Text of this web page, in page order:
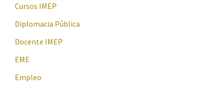
Cursos IMEP
Diplomacia Pública
Docente IMEP
EME
Empleo